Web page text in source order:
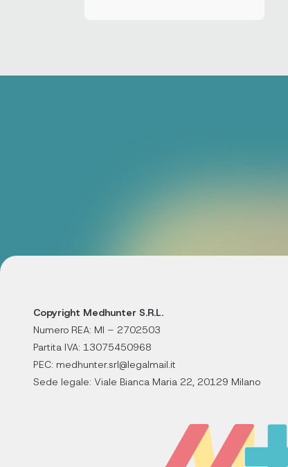
Copyright Medhunter S.R.L.
Numero REA: MI – 2702503
Partita IVA: 13075450968
PEC: medhunter.srl@legalmail.it
Sede legale: Viale Bianca Maria 22, 20129 Milano